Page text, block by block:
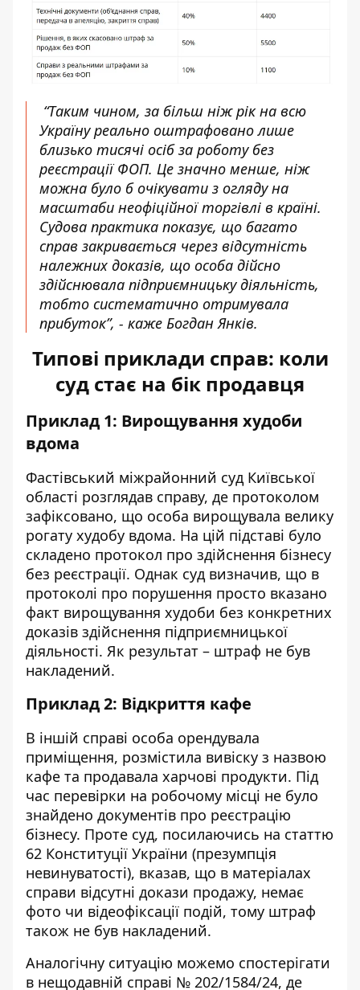
“Таким чином, за більш ніж рік на всю
Україну реально оштрафовано лише
близько тисячі осіб за роботу без
реєстрації ФОП. Це значно менше, ніж
можна було б очікувати з огляду на
масштаби неофіційної торгівлі в країні.
Судова практика показує, що багато
справ закривається через відсутність
належних доказів, що особа дійсно
здійснювала підприємницьку діяльність,
тобто систематично отримувала
прибуток”, - каже Богдан Янків.
Типові приклади справ: коли
суд стає на бік продавця
Приклад 1: Вирощування худоби
вдома
Фастівський міжрайонний суд Київської
області розглядав справу, де протоколом
зафіксовано, що особа вирощувала велику
рогату худобу вдома. На цій підставі було
складено протокол про здійснення бізнесу
без реєстрації. Однак суд визначив, що в
протоколі про порушення просто вказано
факт вирощування худоби без конкретних
доказів здійснення підприємницької
діяльності. Як результат – штраф не був
накладений.
Приклад 2: Відкриття кафе
В іншій справі особа орендувала
приміщення, розмістила вивіску з назвою
кафе та продавала харчові продукти. Під
час перевірки на робочому місці не було
знайдено документів про реєстрацію
бізнесу. Проте суд, посилаючись на статтю
62 Конституції України (презумпція
невинуватості), вказав, що в матеріалах
справи відсутні докази продажу, немає
фото чи відеофіксації подій, тому штраф
також не був накладений.
Аналогічну ситуацію можемо спостерігати
в нещодавній справі № 202/1584/24, де